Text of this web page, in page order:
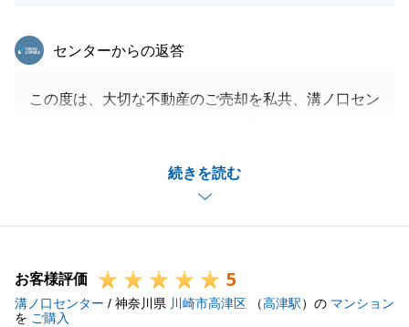
続きを読む
東急リバブル
センターからの返答
この度は、大切な不動産のご売却を私共、溝ノ口セン
今回の売却にあたり、一回のお取引でスムーズに完了
できたとのことで、U様のご期待に応え、安心できる
結果をお届けできたのであれば、担当者としてこれほ
U様の貴重な不動産のご売却を最初から最後までしっ
かりとサポートさせていただけたことは、私にとって
お客様評価 5
溝ノ口センター / 神奈川県 川崎市高津区 （高津駅）の マンション
を ご購入